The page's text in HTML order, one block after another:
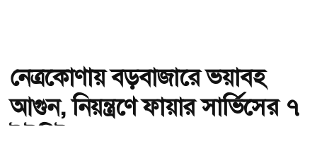
নেত্রকোণায় বড়বাজারে ভয়াবহ
আগুন, নিয়ন্ত্রণে ফায়ার সার্ভিসের ৭